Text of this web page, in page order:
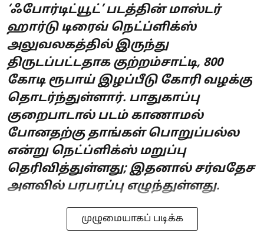
‘ஃபோர்டிட்யூட்’ படத்தின் மாஸ்டர்
ஹார்டு டிரைவ் நெட்ப்ளிக்ஸ்
அலுவலகத்தில் இருந்து
திருடப்பட்டதாக குற்றம்சாட்டி, 800
கோடி ரூபாய் இழப்பீடு கோரி வழக்கு
தொடர்ந்துள்ளார். பாதுகாப்பு
குறைபாடால் படம் காணாமல்
போனதற்கு தாங்கள் பொறுப்பல்ல
என்று நெட்ப்ளிக்ஸ் மறுப்பு
தெரிவித்துள்ளது; இதனால் சர்வதேச
அளவில் பரபரப்பு எழுந்துள்ளது.
முழுமையாகப் படிக்க